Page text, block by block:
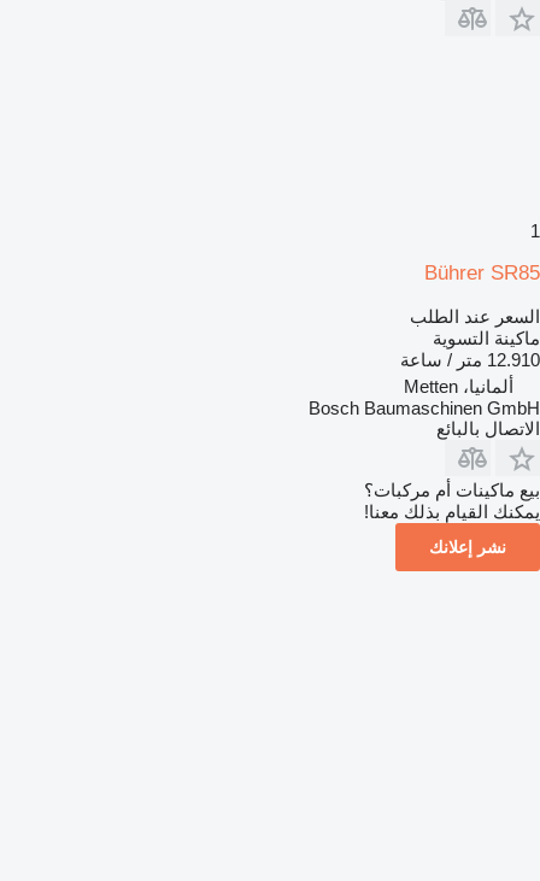
1
Bührer SR85
السعر عند الطلب
ماكينة التسوية
12.910 متر / ساعة
ألمانيا، Metten
Bosch Baumaschinen GmbH
الاتصال بالبائع
بيع ماكينات أم مركبات؟
يمكنك القيام بذلك معنا!
نشر إعلانك